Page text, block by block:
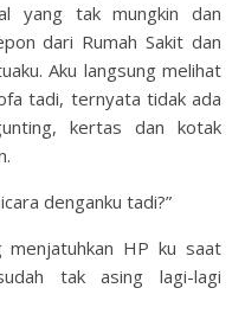
yang tak mungkin dan
dari Rumah Sakit dan
Aku langsung melihat
tadi, ternyata tidak ada
kertas dan kotak
denganku tadi?”
menjatuhkan HP ku saat
tak asing lagi-lagi